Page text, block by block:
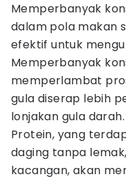
Memperbanyak
dalam pola makan
efektif untuk
Memperbanyak
memperlambat
gula diserap lebih
lonjakan gula darah.
Protein, yang
daging tanpa
kacangan, akan